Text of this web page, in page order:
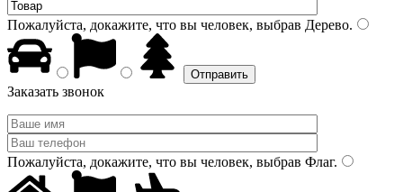
Пожалуйста, докажите, что вы человек, выбрав Дерево.
Заказать звонок
Пожалуйста, докажите, что вы человек, выбрав Флаг.